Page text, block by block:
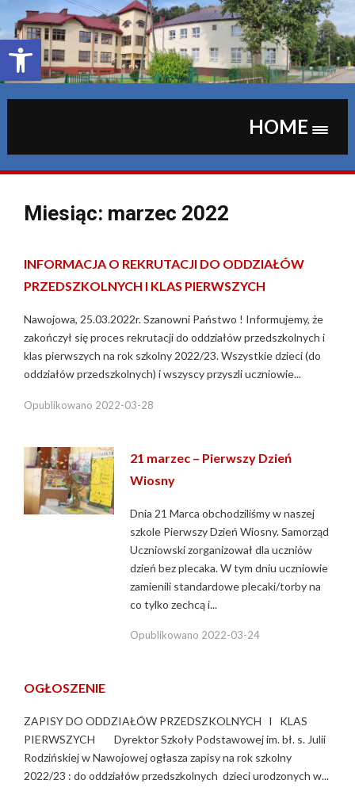
Otwórz pasek narzędzi
Skip
to
content
HOME
Miesiąc: marzec 2022
INFORMACJA O REKRUTACJI DO ODDZIAŁÓW
PRZEDSZKOLNYCH I KLAS PIERWSZYCH
Nawojowa, 25.03.2022r. Szanowni Państwo ! Informujemy, że
zakończył się proces rekrutacji do oddziałów przedszkolnych i
klas pierwszych na rok szkolny 2022/23. Wszystkie dzieci (do
oddziałów przedszkolnych) i wszyscy przyszli uczniowie...
Opublikowano 2022-03-28
21 marzec – Pierwszy Dzień
Wiosny
Dnia 21 Marca obchodziliśmy w naszej
szkole Pierwszy Dzień Wiosny. Samorząd
Uczniowski zorganizował dla uczniów
dzień bez plecaka. W tym dniu uczniowie
zamienili standardowe plecaki/torby na
co tylko zechcą i...
Opublikowano 2022-03-24
OGŁOSZENIE
ZAPISY DO ODDZIAŁÓW PRZEDSZKOLNYCH I KLAS
PIERWSZYCH Dyrektor Szkoły Podstawowej im. bł. s. Julii
Rodzińskiej w Nawojowej ogłasza zapisy na rok szkolny
2022/23 : do oddziałów przedszkolnych dzieci urodzonych w...